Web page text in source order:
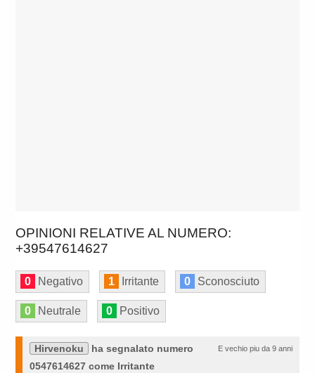
OPINIONI RELATIVE AL NUMERO:
+39547614627
0 Negativo 1 Irritante 0 Sconosciuto
0 Neutrale 0 Positivo
E vechio piu da 9 anni
Hirvenoku
ha segnalato numero
0547614627 come Irritante